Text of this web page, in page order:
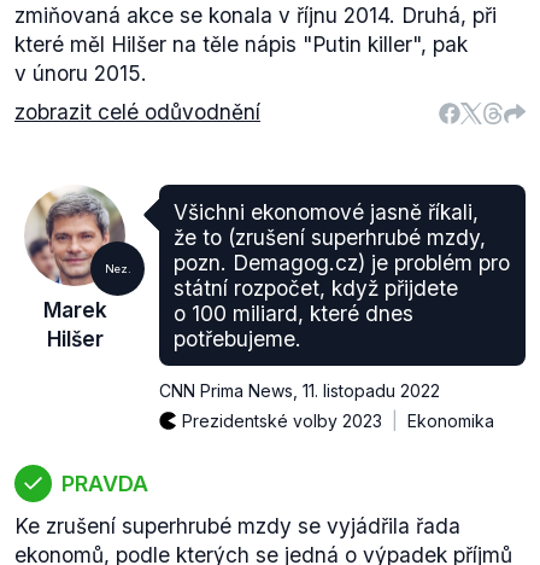
zmiňovaná akce se konala v říjnu 2014. Druhá, při
které měl Hilšer na těle nápis "Putin killer", pak
v únoru 2015.
zobrazit celé odůvodnění
Nez.
Marek
Hilšer
Všichni ekonomové jasně říkali,
že to (zrušení superhrubé mzdy,
pozn. Demagog.cz) je problém pro
státní rozpočet, když přijdete
o 100 miliard, které dnes
potřebujeme.
CNN Prima News 11. listopadu 2022
Prezidentské volby 2023
Ekonomika
PRAVDA
Ke zrušení superhrubé mzdy se vyjádřila řada
ekonomů, podle kterých se jedná o výpadek příjmů